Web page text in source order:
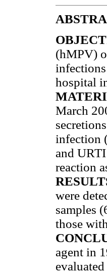
(hMPV)
hospital
March
infection
and
reaction
were
samples
those
agent in